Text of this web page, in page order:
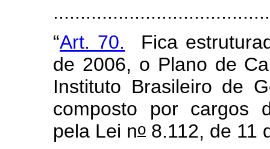
“Art. 70. Fica
de 2006, o Plano de
Instituto Brasileiro de
composto por cargos
pela Lei no 8.112, de 11